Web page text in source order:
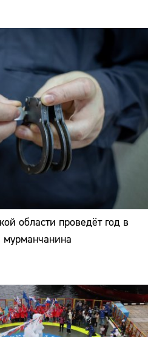
области проведёт год в
мурманчанина